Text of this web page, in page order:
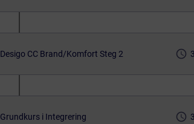
Desigo CC Brand/Komfort Steg 2 access_time
Grundkurs i Integrering access_time